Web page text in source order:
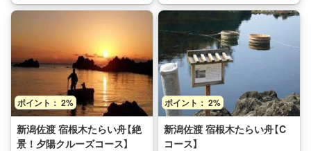
ポイント： 2%
新潟佐渡 宿根木たらい舟【絶
景！夕陽クルーズコース】
ポイント： 2%
新潟佐渡 宿根木たらい舟【C
コース】